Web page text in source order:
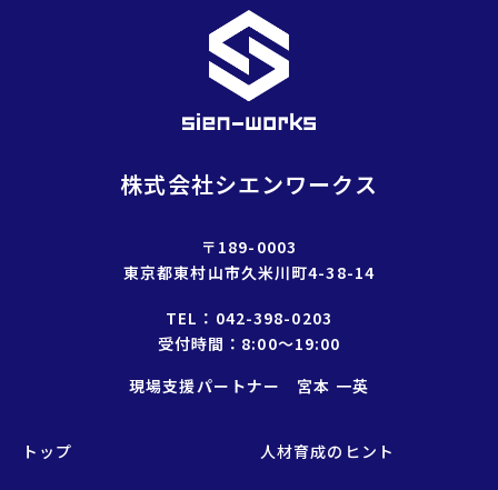
株式会社シエンワークス
〒189-0003
東京都東村山市久米川町4-38-14
TEL： 042-398-0203
受付時間：8:00〜19:00
現場支援パートナー 宮本 一英
トップ 人材育成のヒント